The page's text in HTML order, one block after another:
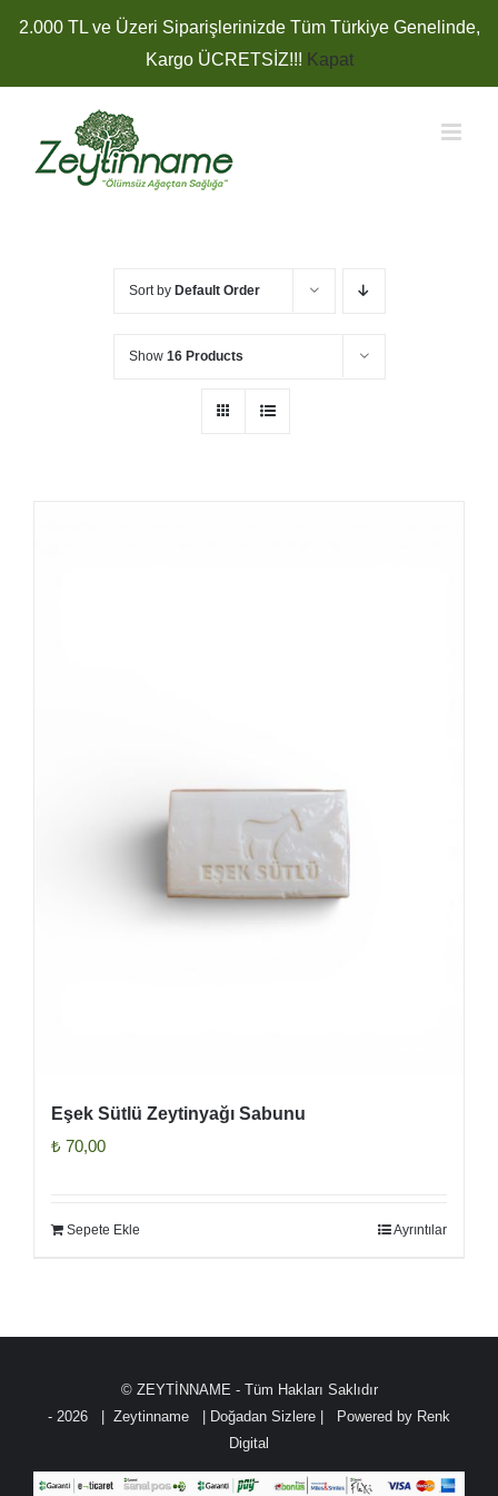
2.000 TL ve Üzeri Siparişlerinizde Tüm Türkiye Genelinde,
Kargo ÜCRETSİZ!!! Kapat
Sort by Default Order
Show 16 Products
Eşek Sütlü Zeytinyağı Sabunu
₺ 70,00
Sepete Ekle Ayrıntılar
© ZEYTİNNAME - Tüm Hakları Saklıdır
- 2026 | Zeytinname | Doğadan Sizlere | Powered by Renk
Digital